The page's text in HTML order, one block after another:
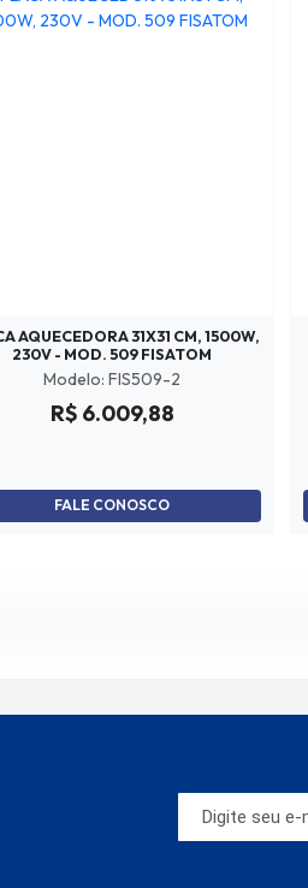
AQUECEDORA 31X31 CM, 1500W,
230V - MOD. 509 FISATOM
Modelo: FIS509-2
R$ 6.009,88
FALE CONOSCO